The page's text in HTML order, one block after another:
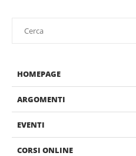
HOMEPAGE
ARGOMENTI
EVENTI
CORSI ONLINE